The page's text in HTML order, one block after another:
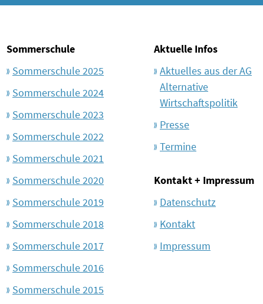
Sommerschule
Sommerschule 2025
Sommerschule 2024
Sommerschule 2023
Sommerschule 2022
Sommerschule 2021
Sommerschule 2020
Sommerschule 2019
Sommerschule 2018
Sommerschule 2017
Sommerschule 2016
Sommerschule 2015
Aktuelle Infos
Aktuelles aus der AG
Alternative
Wirtschaftspolitik
Presse
Termine
Kontakt + Impressum
Datenschutz
Kontakt
Impressum